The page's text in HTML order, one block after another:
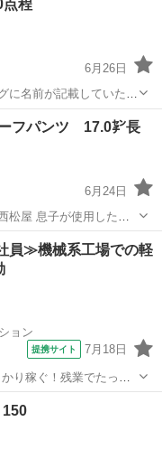
程
6月26日
。 リュックはほぼ使用
れいです。 写真に載せき
ーフパンツ 17.0㌢長
6月24日
した中
ツ、傷
グ済みですが、それな
ハーフパンツ
員≫機械系工場での軽
ョン
提携サイト 7月18日
り稼ぐ！残業でたっぷ
ピッキング、部品加工